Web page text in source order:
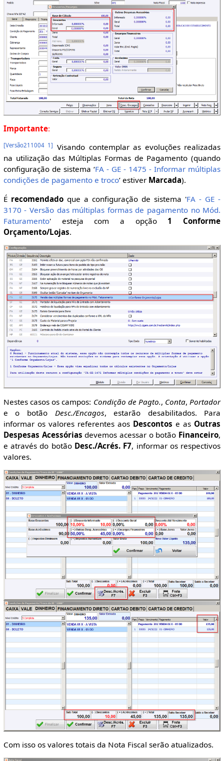
Importante:
[Versão211004 1] Visando contemplar as evoluções realizadas
na utilização das Múltiplas Formas de Pagamento (quando
configuração de sistema ‘FA - GE - 1475 - Informar múltiplas
condições de pagamento e troco’ estiver Marcada).
É recomendadoque a configuração de sistema 'FA - GE -
3170 - Versão das múltiplas formas de pagamento no Mód.
Faturamento' esteja com a opção 1 Conforme
Orçamento/Lojas.
Nestes casos os campos: Condição de Pagto., Conta, Portador
e o botão Desc./Encagos, estarão desabilitados. Para
informar os valores referentes aos Descontos e as Outras
Despesas Acessórias devemos acessar o botão Financeiro,
e através do botão Desc./Acrés. F7, informar os respectivos
valores.
Com isso os valores totais da Nota Fiscal serão atualizados.